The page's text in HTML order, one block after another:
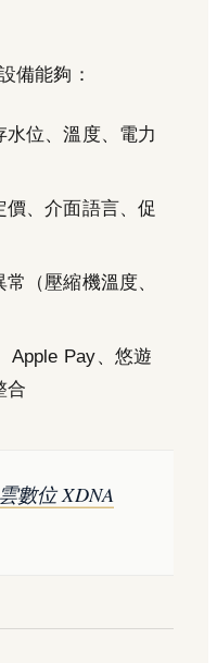
備能夠：
位、溫度、電力
、介面語言、促
（壓縮機溫度、
Apple Pay、悠遊
合
數位 XDNA